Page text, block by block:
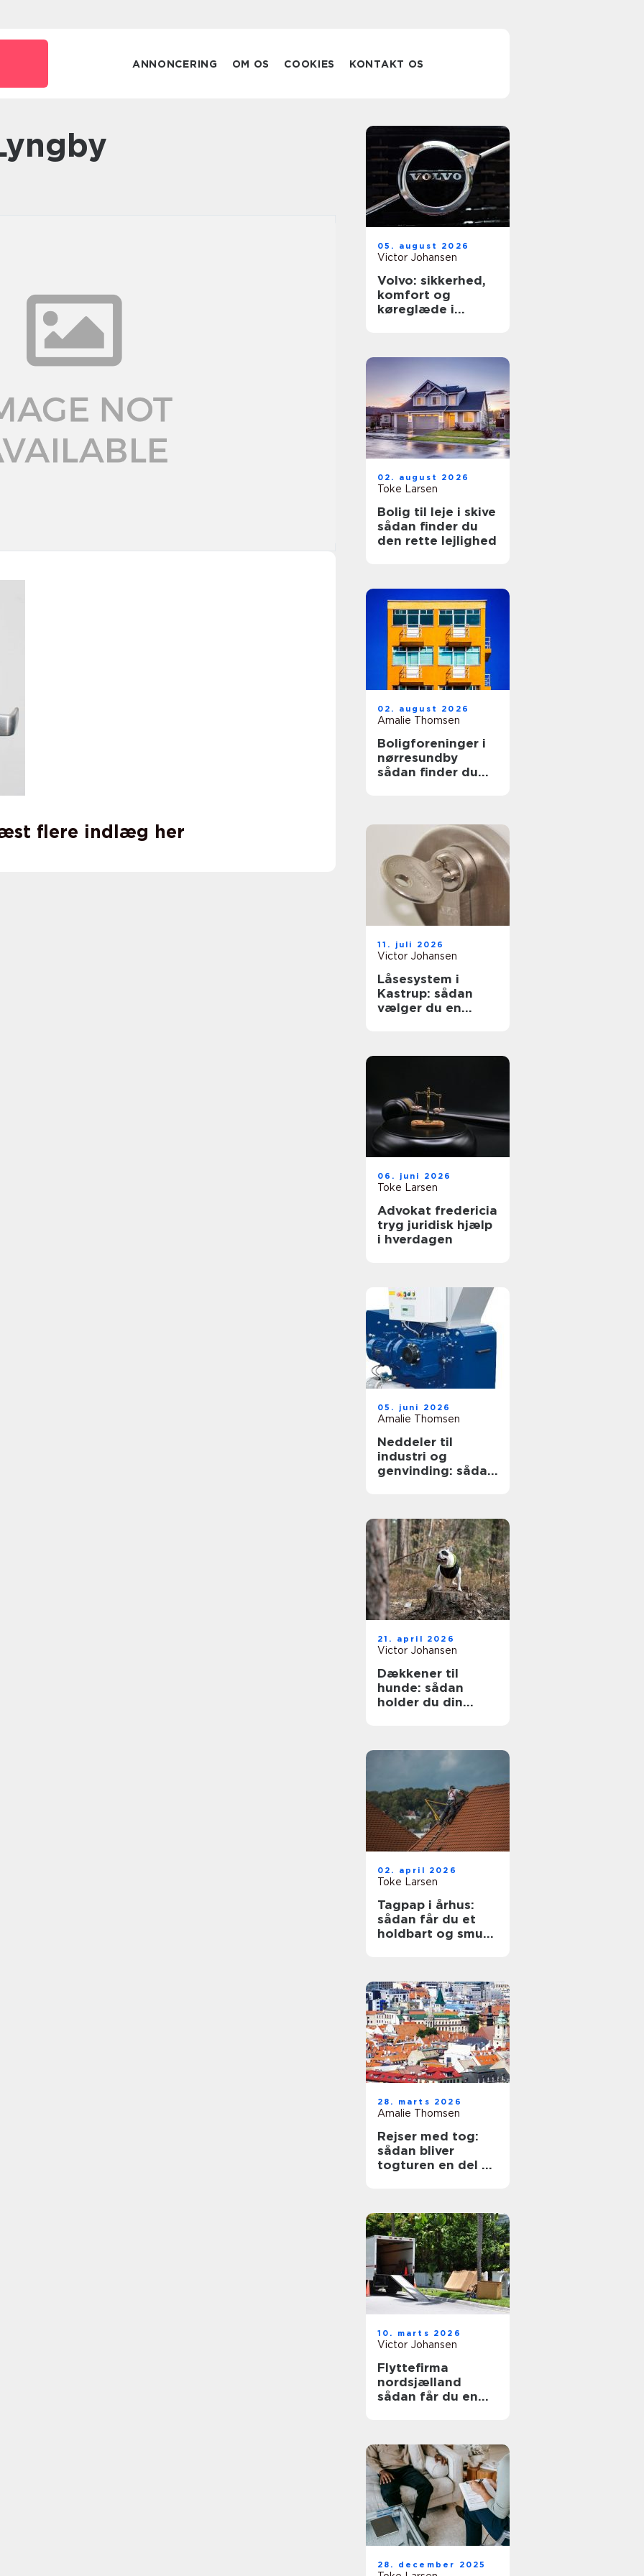
ANNONCERING OM OS COOKIES KONTAKT OS
flere indlæg her
05. august 2026
Victor Johansen
Volvo: sikkerhed,
komfort og
køreglæde i
02. august 2026
Toke Larsen
Bolig til leje i skive
sådan finder du
den rette lejlighed
02. august 2026
Amalie Thomsen
Boligforeninger i
nørresundby
sådan finder du
11. juli 2026
Victor Johansen
Låsesystem i
Kastrup: sådan
vælger du en
06. juni 2026
Toke Larsen
Advokat fredericia
tryg juridisk hjælp
i hverdagen
05. juni 2026
Amalie Thomsen
Neddeler til
industri og
genvinding: sådan
21. april 2026
Victor Johansen
Dækkener til
hunde: sådan
holder du din
02. april 2026
Toke Larsen
Tagpap i århus:
sådan får du et
holdbart og smukt
28. marts 2026
Amalie Thomsen
Rejser med tog:
sådan bliver
togturen en del af
10. marts 2026
Victor Johansen
Flyttefirma
nordsjælland
sådan får du en
28. december 2025